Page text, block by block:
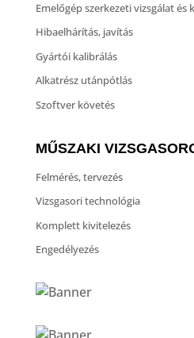
Emelőgép szerkezeti vizsgálat és
Hibaelhárítás, javítás
Gyártói kalibrálás
Alkatrész utánpótlás
Szoftver követés
MŰSZAKI
Felmérés, tervezés
Vizsgasori technológia
Komplett kivitelezés
Engedélyezés